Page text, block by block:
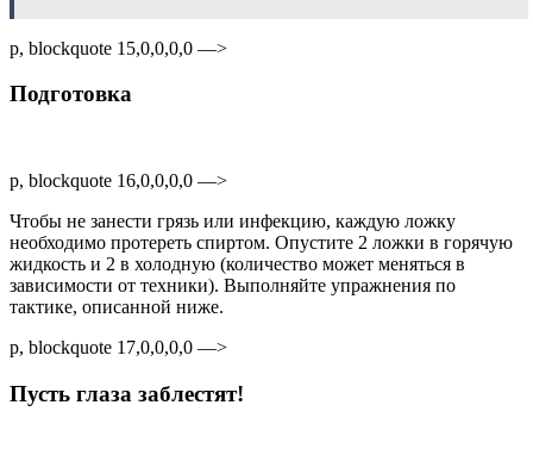
p, blockquote 15,0,0,0,0 —>
Подготовка
p, blockquote 16,0,0,0,0 —>
Чтобы не занести грязь или инфекцию, каждую ложку
необходимо протереть спиртом. Опустите 2 ложки в горячую
жидкость и 2 в холодную (количество может меняться в
зависимости от техники). Выполняйте упражнения по
тактике, описанной ниже.
p, blockquote 17,0,0,0,0 —>
Пусть глаза заблестят!